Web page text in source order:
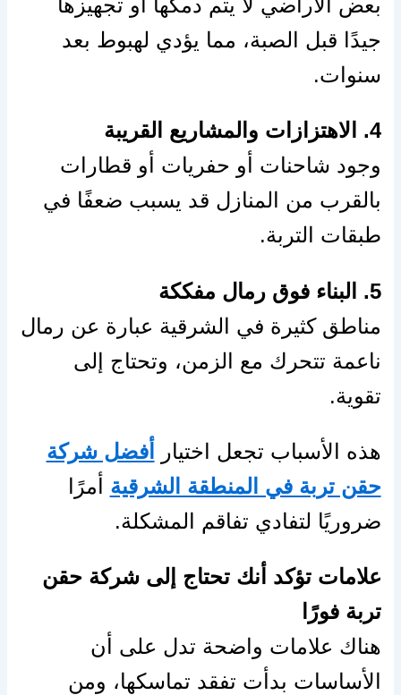
بعض الأراضي لا يتم دمكها أو تجهيزها
جيدًا قبل الصبة، مما يؤدي لهبوط بعد
سنوات.
4. الاهتزازات والمشاريع القريبة
وجود شاحنات أو حفريات أو قطارات
بالقرب من المنازل قد يسبب ضعفًا في
طبقات التربة.
5. البناء فوق رمال مفككة
مناطق كثيرة في الشرقية عبارة عن رمال
ناعمة تتحرك مع الزمن، وتحتاج إلى
تقوية.
هذه الأسباب تجعل اختيار
أفضل شركة
حقن تربة في المنطقة الشرقية أمرًا
ضروريًا لتفادي تفاقم المشكلة.
علامات تؤكد أنك تحتاج إلى شركة حقن
تربة فورًا
هناك علامات واضحة تدل على أن
الأساسات بدأت تفقد تماسكها، ومن